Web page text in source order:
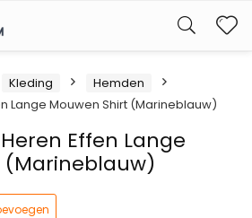
Kleding
Hemden
Lange Mouwen Shirt (Marineblauw)
Effen Lange
(Marineblauw)